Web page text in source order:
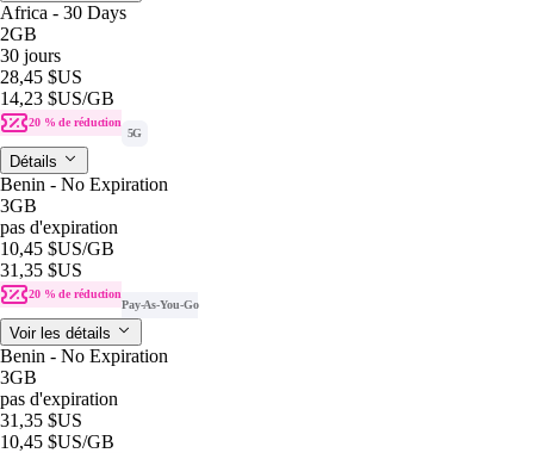
Africa - 30 Days
2GB
30 jours
28,45 $US
14,23 $US/GB
20 % de réduction
5G
Détails
Benin - No Expiration
3GB
pas d'expiration
10,45 $US/GB
31,35 $US
20 % de réduction
Pay-As-You-Go
Voir les détails
Benin - No Expiration
3GB
pas d'expiration
31,35 $US
10,45 $US/GB